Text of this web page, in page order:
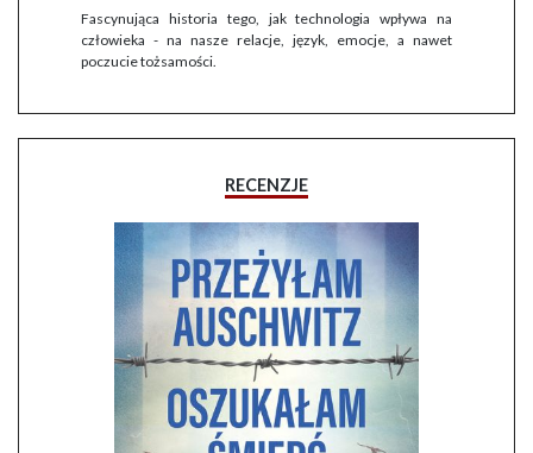
Fascynująca historia tego, jak technologia wpływa na
człowieka - na nasze relacje, język, emocje, a nawet
poczucie tożsamości.
RECENZJE